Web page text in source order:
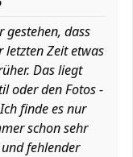
gestehen, dass
letzten Zeit etwas
Das liegt
oder den Fotos -
finde es nur
schon sehr
fehlender